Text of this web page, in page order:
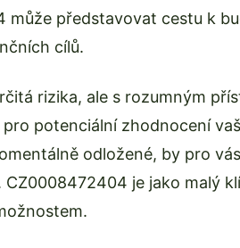
může představovat cestu k
cílů.
rizika, ale s rozumným
potenciální zhodnocení
odložené, by pro
je jako malý